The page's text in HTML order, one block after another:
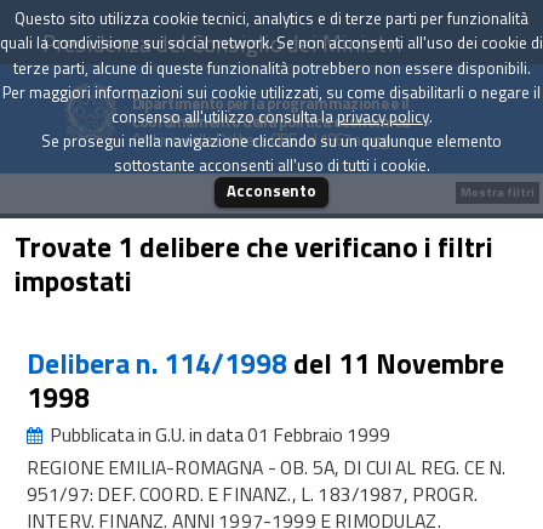
Presidenza del Consiglio dei Ministri
Dipartimento per la programmazione e il
coordinamento della politica economica
Archivio delle Delibere CIPE dal 1967 a oggi
Trovate 1 delibere che verificano i filtri
impostati
Delibera n. 114/1998del 11 Novembre
1998
Pubblicata in G.U. in data 01 Febbraio 1999
REGIONE EMILIA-ROMAGNA - OB. 5A, DI CUI AL REG. CE N.
951/97: DEF. COORD. E FINANZ., L. 183/1987, PROGR.
INTERV. FINANZ. ANNI 1997-1999 E RIMODULAZ.
Mostra filtri
Questo sito utilizza cookie tecnici, analytics e di terze parti per funzionalità
quali la condivisione sui social network. Se non acconsenti all'uso dei cookie di
terze parti, alcune di queste funzionalità potrebbero non essere disponibili.
Per maggiori informazioni sui cookie utilizzati, su come disabilitarli o negare il
consenso all'utilizzo consulta laprivacy policy.
Se prosegui nella navigazione cliccando su un qualunque elemento
sottostante acconsenti all'uso di tutti i cookie.
Acconsento